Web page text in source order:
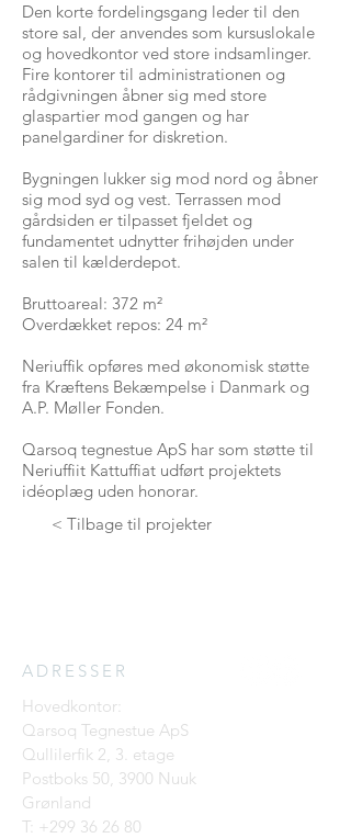
Den korte fordelingsgang leder til den
store sal, der anvendes som kursuslokale
og hovedkontor ved store indsamlinger.
Fire kontorer til administrationen og
rådgivningen åbner sig med store
glaspartier mod gangen og har
panelgardiner for diskretion.
Bygningen lukker sig mod nord og åbner
sig mod syd og vest. Terrassen mod
gårdsiden er tilpasset fjeldet og
fundamentet udnytter frihøjden under
salen til kælderdepot.
Bruttoareal: 372 m²
Overdækket repos: 24 m²
Neriuffik opføres med økonomisk støtte
fra Kræftens Bekæmpelse i Danmark og
A.P. Møller Fonden.
Qarsoq tegnestue ApS har som støtte til
Neriuffiit Kattuffiat udført projektets
idéoplæg uden honorar.
< Tilbage til projekter
ADRESSER
Hovedkontor:
Qarsoq Tegnestue ApS
Qullilerfik 2, 3. etage
Postboks 50, 3900 Nuuk
Grønland
T: +299 36 26 80